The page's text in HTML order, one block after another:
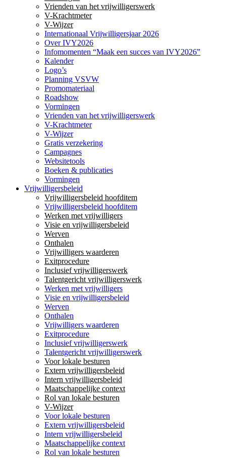
Vrienden van het vrijwilligerswerk
V-Krachtmeter
V-Wijzer
Internationaal Vrijwilligersjaar 2026
Over IVY2026
Infomomenten “Maak een succes van IVY2026”
Kalender
Logo’s
Planning VSVW
Promomateriaal
Roadshow
Vormingen
Vrienden van het vrijwilligerswerk
V-Krachtmeter
V-Wijzer
Gratis verzekering
Campagnes
Websitetools
Boeken & publicaties
Vormingen
Vrijwilligersbeleid
Vrijwilligersbeleid hoofditem
Vrijwilligersbeleid hoofditem
Werken met vrijwilligers
Visie en vrijwilligersbeleid
Werven
Onthalen
Vrijwilligers waarderen
Exitprocedure
Inclusief vrijwilligerswerk
Talentgericht vrijwilligerswerk
Werken met vrijwilligers
Visie en vrijwilligersbeleid
Werven
Onthalen
Vrijwilligers waarderen
Exitprocedure
Inclusief vrijwilligerswerk
Talentgericht vrijwilligerswerk
Voor lokale besturen
Extern vrijwilligersbeleid
Intern vrijwilligersbeleid
Maatschappelijke context
Rol van lokale besturen
V-Wijzer
Voor lokale besturen
Extern vrijwilligersbeleid
Intern vrijwilligersbeleid
Maatschappelijke context
Rol van lokale besturen